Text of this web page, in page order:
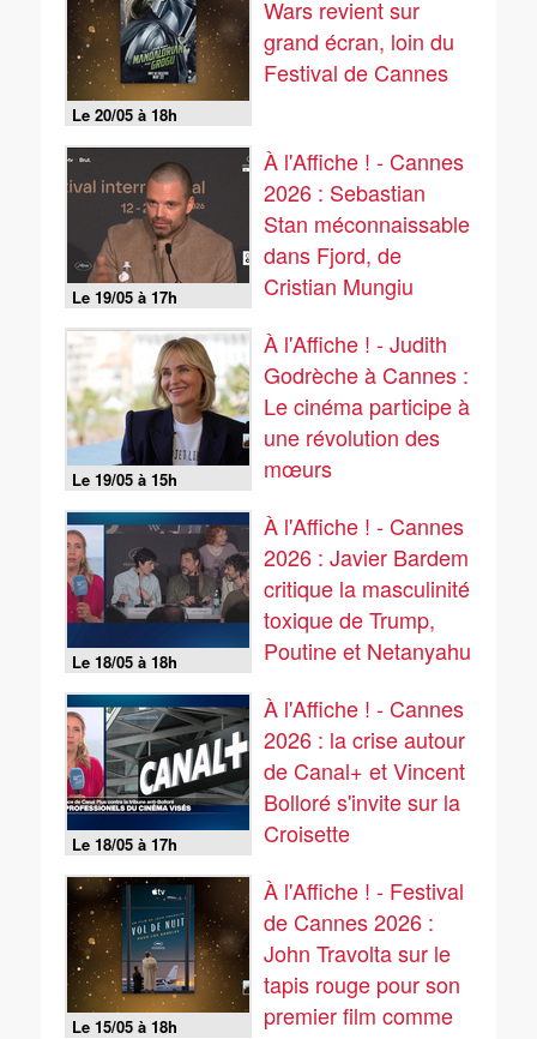
Le 20/05 à 18h
Wars revient sur
grand écran, loin du
Festival de Cannes
Le 19/05 à 17h
À l'Affiche ! - Cannes
2026 : Sebastian
Stan méconnaissable
dans Fjord, de
Cristian Mungiu
Le 19/05 à 15h
À l'Affiche ! - Judith
Godrèche à Cannes :
Le cinéma participe à
une révolution des
mœurs
Le 18/05 à 18h
À l'Affiche ! - Cannes
2026 : Javier Bardem
critique la masculinité
toxique de Trump,
Poutine et Netanyahu
Le 18/05 à 17h
À l'Affiche ! - Cannes
2026 : la crise autour
de Canal+ et Vincent
Bolloré s'invite sur la
Croisette
Le 15/05 à 18h
À l'Affiche ! - Festival
de Cannes 2026 :
John Travolta sur le
tapis rouge pour son
premier film comme